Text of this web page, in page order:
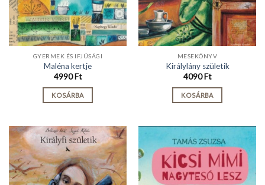
GYERMEK ÉS IFJÚSÁGI
Maléna kertje
4990Ft
KOSÁRBA
MESEKÖNYV
Királylány születik
4090Ft
KOSÁRBA